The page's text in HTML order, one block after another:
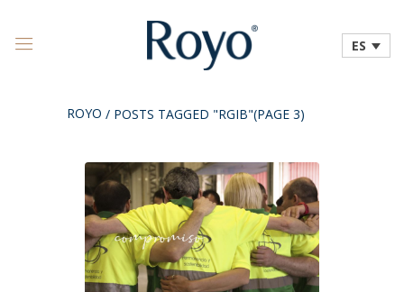
ES
ROYO / POSTS TAGGED "RGIB"(PAGE 3)